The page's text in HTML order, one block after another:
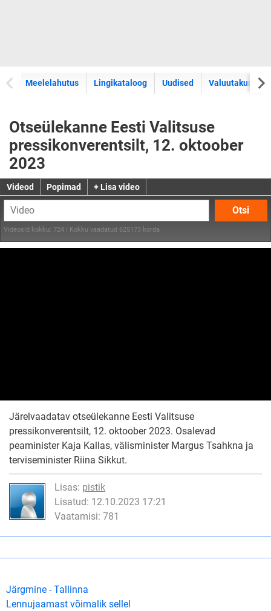
Meelelahutus Lingikataloog Uudised Valuutakursid
Otseülekanne Eesti Valitsuse
pressikonverentsilt, 12. oktoober
2023
Videod Popimad + Lisa video
Otsi
Videosid kokku: 724 | Kokku vaadatud 625173 korda
Järelvaadatav otseülekanne Eesti Valitsuse
pressikonverentsilt, 12. oktoober 2023. Osalevad
peaminister Kaja Kallas, välisminister Margus Tsahkna ja
terviseminister Riina Sikkut.
Lisas: pistik
Lisatud: 12.10.2023 17:21
Vaatamisi: 781
Järgmine - Tallinna
Lennujaamast võimalik sellel